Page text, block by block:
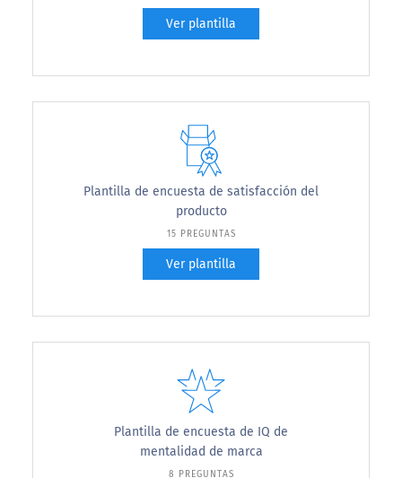
Ver plantilla
Plantilla de encuesta de satisfacción del
producto
15 PREGUNTAS
Ver plantilla
Plantilla de encuesta de IQ de
mentalidad de marca
8 PREGUNTAS